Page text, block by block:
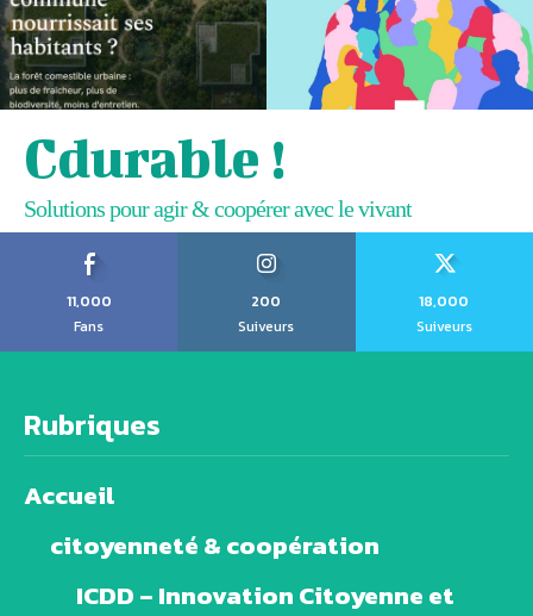
Cdurable !
Solutions pour agir & coopérer avec le vivant
11,000
Fans
200
Suiveurs
18,000
Suiveurs
Rubriques
Accueil
citoyenneté & coopération
ICDD – Innovation Citoyenne et